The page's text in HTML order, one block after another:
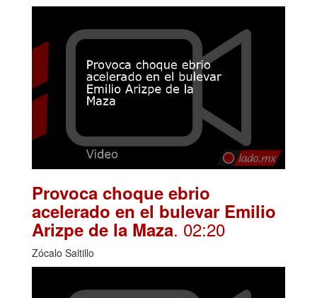
Provoca choque ebrio
acelerado en el bulevar Emilio
Arizpe de la Maza. 02:20
Zócalo Saltillo